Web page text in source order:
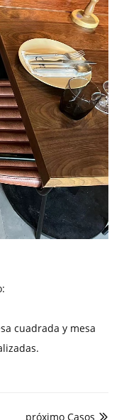
cuadrada y mesa

próximo Casos